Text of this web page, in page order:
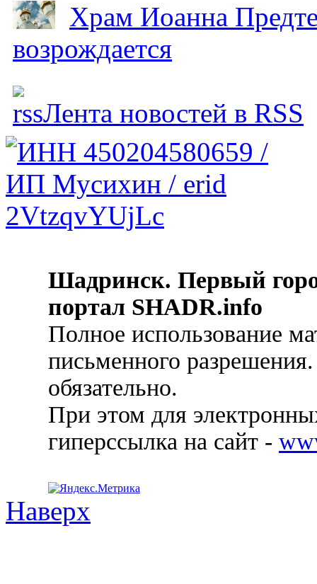
Храм Иоанна
возрождается
Лента новостей в RSS
Шадринск. Первый
портал SHADR.info
Полное использование
письменного
обязательно.
При этом для
гиперссылка на сайт -
Наверх